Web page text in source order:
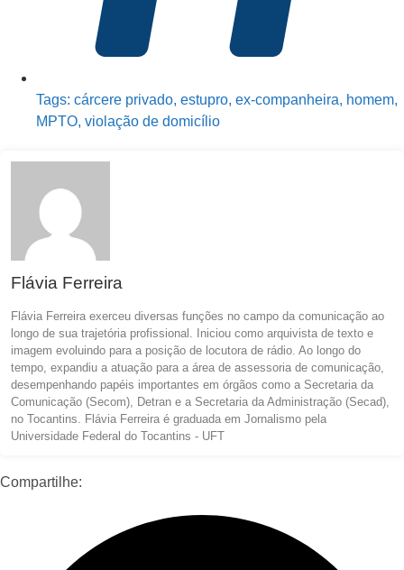
Tags: cárcere privado, estupro, ex-companheira, homem,
MPTO, violação de domicílio
Flávia Ferreira
Flávia Ferreira exerceu diversas funções no campo da comunicação ao
longo de sua trajetória profissional. Iniciou como arquivista de texto e
imagem evoluindo para a posição de locutora de rádio. Ao longo do
tempo, expandiu a atuação para a área de assessoria de comunicação,
desempenhando papéis importantes em órgãos como a Secretaria da
Comunicação (Secom), Detran e a Secretaria da Administração (Secad),
no Tocantins. Flávia Ferreira é graduada em Jornalismo pela
Universidade Federal do Tocantins - UFT
Compartilhe: